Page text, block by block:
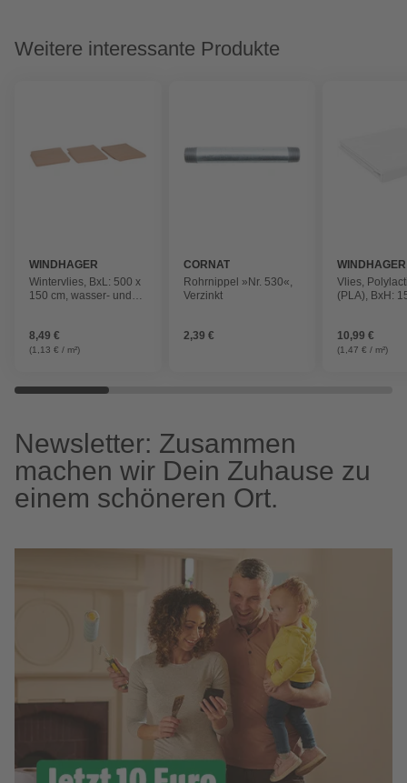
Weitere interessante Produkte
WINDHAGER
Wintervlies, BxL: 500 x
150 cm, wasser- und
8,49 €
(1,13 € / m²)
CORNAT
Rohrnippel »Nr. 530«,
Verzinkt
2,39 €
WINDHAGER
Vlies,
(PLA), BxH:
10,99 €
(1,47 € / m²)
Newsletter: Zusammen
machen wir Dein Zuhause zu
einem schöneren Ort.